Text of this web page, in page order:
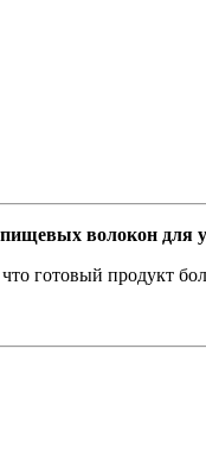
волокон
готовый продукт